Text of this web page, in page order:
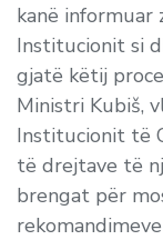
kanë
Institucionit si
gjatë këtij
Ministri Kubiš,
Institucionit të
të drejtave të
brengat për